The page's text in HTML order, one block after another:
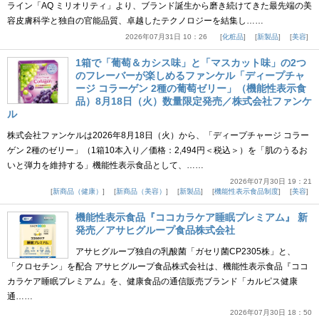
ライン「AQ ミリオリティ」より、ブランド誕生から磨き続けてきた最先端の美
容皮膚科学と独自の官能品質、卓越したテクノロジーを結集し……
2026年07月31日 10：26 化粧品 新製品 美容
1箱で「葡萄＆カシス味」と「マスカット味」の2つ
のフレーバーが楽しめるファンケル「ディープチャ
ージ コラーゲン 2種の葡萄ゼリー」（機能性表示食
品）8月18日（火）数量限定発売／株式会社ファンケ
ル
株式会社ファンケルは2026年8月18日（火）から、「ディープチャージ コラー
ゲン 2種のゼリー」（1箱10本入り／価格：2,494円＜税込＞）を「肌のうるお
いと弾力を維持する」機能性表示食品として、……
2026年07月30日 19：21
新商品（健康）
新商品（美容） 新製品 機能性表示食品制度 美容
機能性表示食品『ココカラケア睡眠プレミアム』 新
発売／アサヒグループ食品株式会社
アサヒグループ独自の乳酸菌「ガセリ菌CP2305株」と、
「クロセチン」を配合 アサヒグループ食品株式会社は、機能性表示食品『ココ
カラケア睡眠プレミアム』を、健康食品の通信販売ブランド「カルピス健康
通……
2026年07月30日 18：50